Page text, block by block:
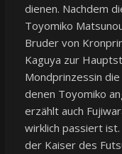
dienen. Nachdem
Toyomiko
Bruder von
Kaguya zur
Mondprinzessin
denen Toyomiko
erzählt auch
wirklich passiert
der Kaiser des